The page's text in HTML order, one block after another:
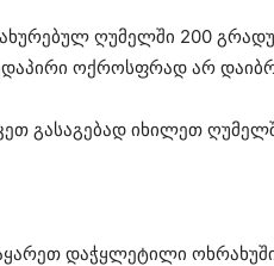
ღუმელში 200
ოქროსფრად არ
გასაგებად იხილეთ
დაჭყლეტილი